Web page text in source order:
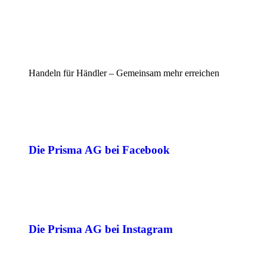
Handeln für Händler – Gemeinsam mehr erreichen
Die Prisma AG bei Facebook
Die Prisma AG bei Instagram